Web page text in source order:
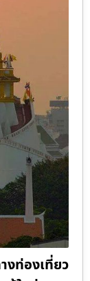
งท่องเที่ยว